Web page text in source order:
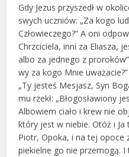
Gdy Jezus przyszedł w
swych uczniów: „Za kogo
Człowieczego?” A oni
Chrzciciela, inni za Eliasza,
albo za jednego z
wy za kogo Mnie
„Ty jesteś Mesjasz, Syn
mu rzekł: „Błogosławiony
Albowiem ciało i krew nie
który jest w niebie. Otóż i
Piotr, Opoka, i na tej opoce
piekielne go nie przemogą.